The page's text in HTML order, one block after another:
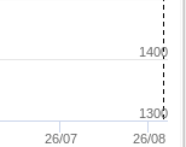
26/07 26/08
1300
1400